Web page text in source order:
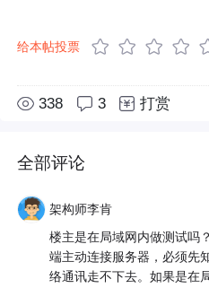
给本帖投票
338 3 打赏
全部评论
架构师李肯
楼主是在局域网内做测试吗
端主动连接服务器，必须先
络通讯走不下去。如果是在